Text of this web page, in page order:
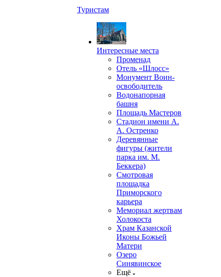
Туристам
Интересные места
Променад
Отель «Шлосс»
Монумент Воин-
освободитель
Водонапорная
башня
Площадь Мастеров
Стадион имени А.
А. Остренко
Деревянные
фигуры (жители
парка им. М.
Беккера)
Смотровая
площадка
Приморского
карьера
Мемориал жертвам
Холокоста
Храм Казанской
Иконы Божьей
Матери
Озеро
Синявинское
Ещё